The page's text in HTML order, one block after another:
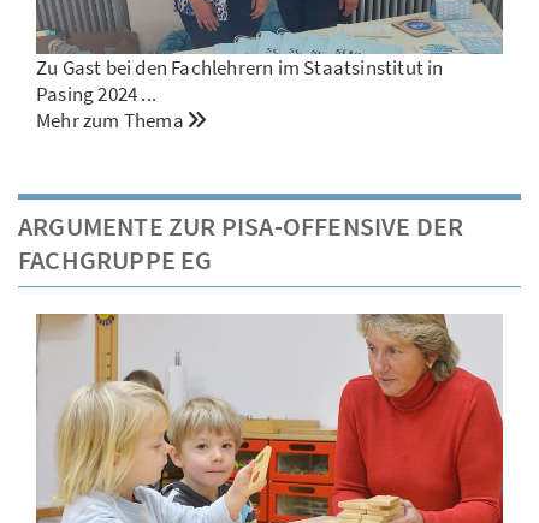
Zu Gast bei den Fachlehrern im Staatsinstitut in
Pasing 2024 ...
Mehr zum Thema
ARGUMENTE ZUR PISA-OFFENSIVE DER
FACHGRUPPE EG